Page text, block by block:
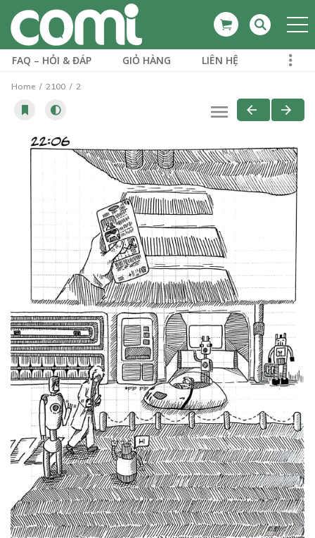
FAQ – HỎI & ĐÁP GIỎ HÀNG LIÊN HỆ
Home 2100 2